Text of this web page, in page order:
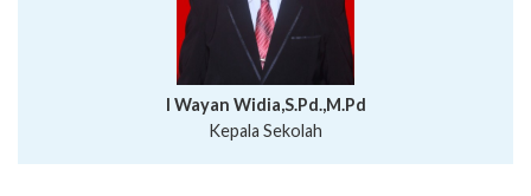
I Wayan Widia,S.Pd.,M.Pd
Kepala Sekolah